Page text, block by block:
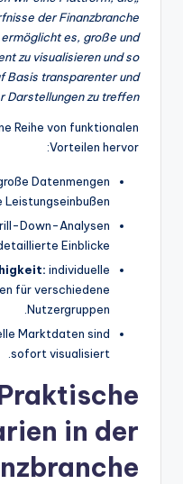
der Finanzbranche
es, große und
zu visualisieren und so
Basis transparenter und
zu treffen.“
Reihe von funktionalen
Vorteilen hervor:
Datenmengen
Leistungseinbußen.
Down-Analysen
Einblicke.
individuelle
für verschiedene
Nutzergruppen.
Marktdaten sind
sofort visualisiert.
in der